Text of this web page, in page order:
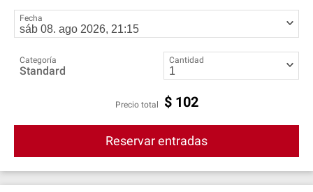
Fecha
Categoría
Standard
Cantidad
Precio total $ 102
Reservar entradas